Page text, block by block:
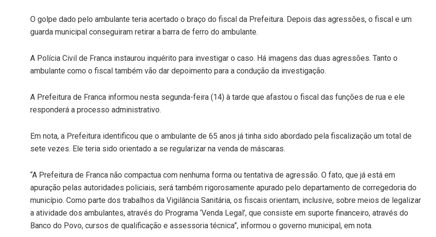
O golpe dado pelo ambulante teria acertado o braço do fiscal da Prefeitura. Depois das agressões, o fiscal e um
guarda municipal conseguiram retirar a barra de ferro do ambulante.
A Polícia Civil de Franca instaurou inquérito para investigar o caso. Há imagens das duas agressões. Tanto o
ambulante como o fiscal também vão dar depoimento para a condução da investigação.
A Prefeitura de Franca informou nesta segunda-feira (14) à tarde que afastou o fiscal das funções de rua e ele
responderá a processo administrativo.
Em nota, a Prefeitura identificou que o ambulante de 65 anos já tinha sido abordado pela fiscalização um total de
sete vezes. Ele teria sido orientado a se regularizar na venda de máscaras.
“A Prefeitura de Franca não compactua com nenhuma forma ou tentativa de agressão. O fato, que já está em
apuração pelas autoridades policiais, será também rigorosamente apurado pelo departamento de corregedoria do
município. Como parte dos trabalhos da Vigilância Sanitária, os fiscais orientam, inclusive, sobre meios de legalizar
a atividade dos ambulantes, através do Programa ‘Venda Legal’, que consiste em suporte financeiro, através do
Banco do Povo, cursos de qualificação e assessoria técnica”, informou o governo municipal, em nota.